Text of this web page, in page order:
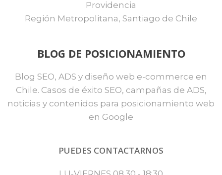
Providencia
Región Metropolitana, Santiago de Chile
BLOG DE POSICIONAMIENTO
Blog SEO, ADS y diseño web e-commerce en
Chile. Casos de éxito SEO, campañas de ADS,
noticias y contenidos para posicionamiento web
en Google
PUEDES CONTACTARNOS